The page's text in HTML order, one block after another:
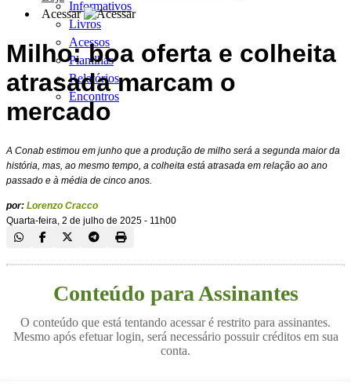
Informativos
Livros
Acessos
Planilhas
Relatórios
Encontros
Acessar
Milho: boa oferta e colheita
atrasada marcam o
mercado
A Conab estimou em junho que a produção de milho será a segunda maior da
história, mas, ao mesmo tempo, a colheita está atrasada em relação ao ano
passado e à média de cinco anos.
por: Lorenzo Cracco
Quarta-feira, 2 de julho de 2025 - 11h00
Conteúdo para Assinantes
O conteúdo que está tentando acessar é restrito para assinantes.
Mesmo após efetuar login, será necessário possuir créditos em sua
conta.